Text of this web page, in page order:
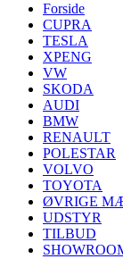
Forside
CUPRA
TESLA
XPENG
VW
SKODA
AUDI
BMW
RENAULT
POLESTAR
VOLVO
TOYOTA
ØVRIGE
UDSTYR
TILBUD